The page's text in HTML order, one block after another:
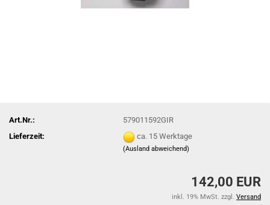
Art.Nr.:
579011592GIR
Lieferzeit:
ca. 15 Werktage
(Ausland abweichend)
142,00 EUR
inkl. 19% MwSt. zzgl. Versand